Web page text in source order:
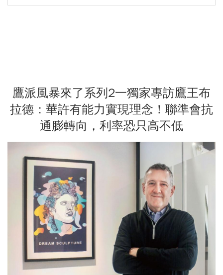
鷹派風暴來了系列2一獨家專訪鷹王布
拉德：華許有能力實現理念！聯準會抗
通膨轉向，利率恐只高不低